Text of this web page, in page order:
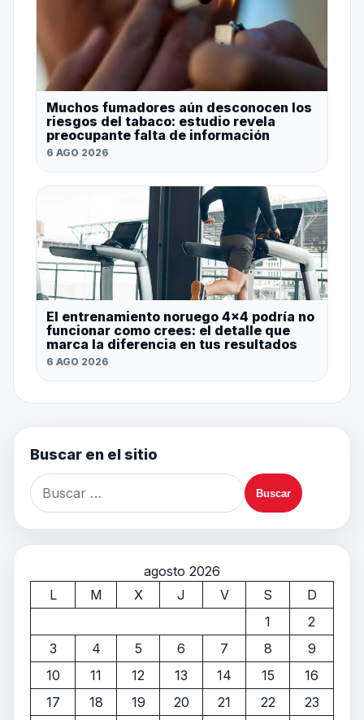
Muchos fumadores aún desconocen los
riesgos del tabaco: estudio revela
preocupante falta de información
6 AGO 2026
El entrenamiento noruego 4×4 podría no
funcionar como crees: el detalle que
marca la diferencia en tus resultados
6 AGO 2026
Buscar en el sitio
agosto 2026
L
M X J V S
D
1
2
3
4 5 6 7 8
9
10
11 12 13 14 15
16
17
18 19 20 21 22
23